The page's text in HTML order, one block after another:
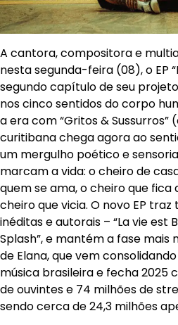
A cantora, compositora e
nesta segunda-feira (08), o EP
segundo capítulo de seu
nos cinco sentidos do corpo
a era com “Gritos & Sussurros”
curitibana chega agora ao
um mergulho poético e
marcam a vida: o cheiro de
quem se ama, o cheiro que
cheiro que vicia. O novo EP
inéditas e autorais – “La vie est
Splash”, e mantém a fase
de Elana, que vem
música brasileira e fecha 2025
de ouvintes e 74 milhões de
sendo cerca de 24,3 milhões